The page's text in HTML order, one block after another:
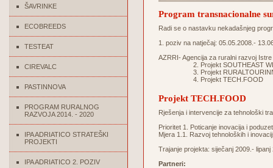
ŠAVRINKE
ECOBREEDS
TESTEAT
CIREVALC
PASTINNOVA
PROGRAM RURALNOG
RAZVOJA 2014. - 2020
IPA ADRIATICO STRATEŠKI
PROJEKTI
IPA ADRIATICO 2. POZIV
Program transnacionalne
Radi se o nastavku nekadašnjeg
1. poziv na natječaj: 05.05.2008.-
AZRRI- Agencija za ruralni razvoj
2. Projekt SOUTHEAST
3. Projekt
4. Projekt TECH.FOOD
Projekt TECH.FOOD
Rješenja i intervencije za tehnološki
Prioritet 1. Poticanje inovacija i
Mjera 1.1. Razvoj tehnoloških i
Trajanje projekta: siječanj 2009.- lipanj
Partneri: